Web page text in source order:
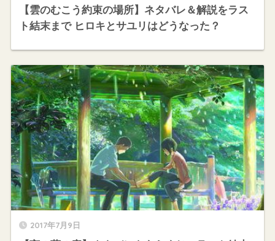
【雲のむこう約束の場所】ネタバレ＆解説をラス
ト結末まで ヒロキとサユリはどうなった？
2017年7月9日